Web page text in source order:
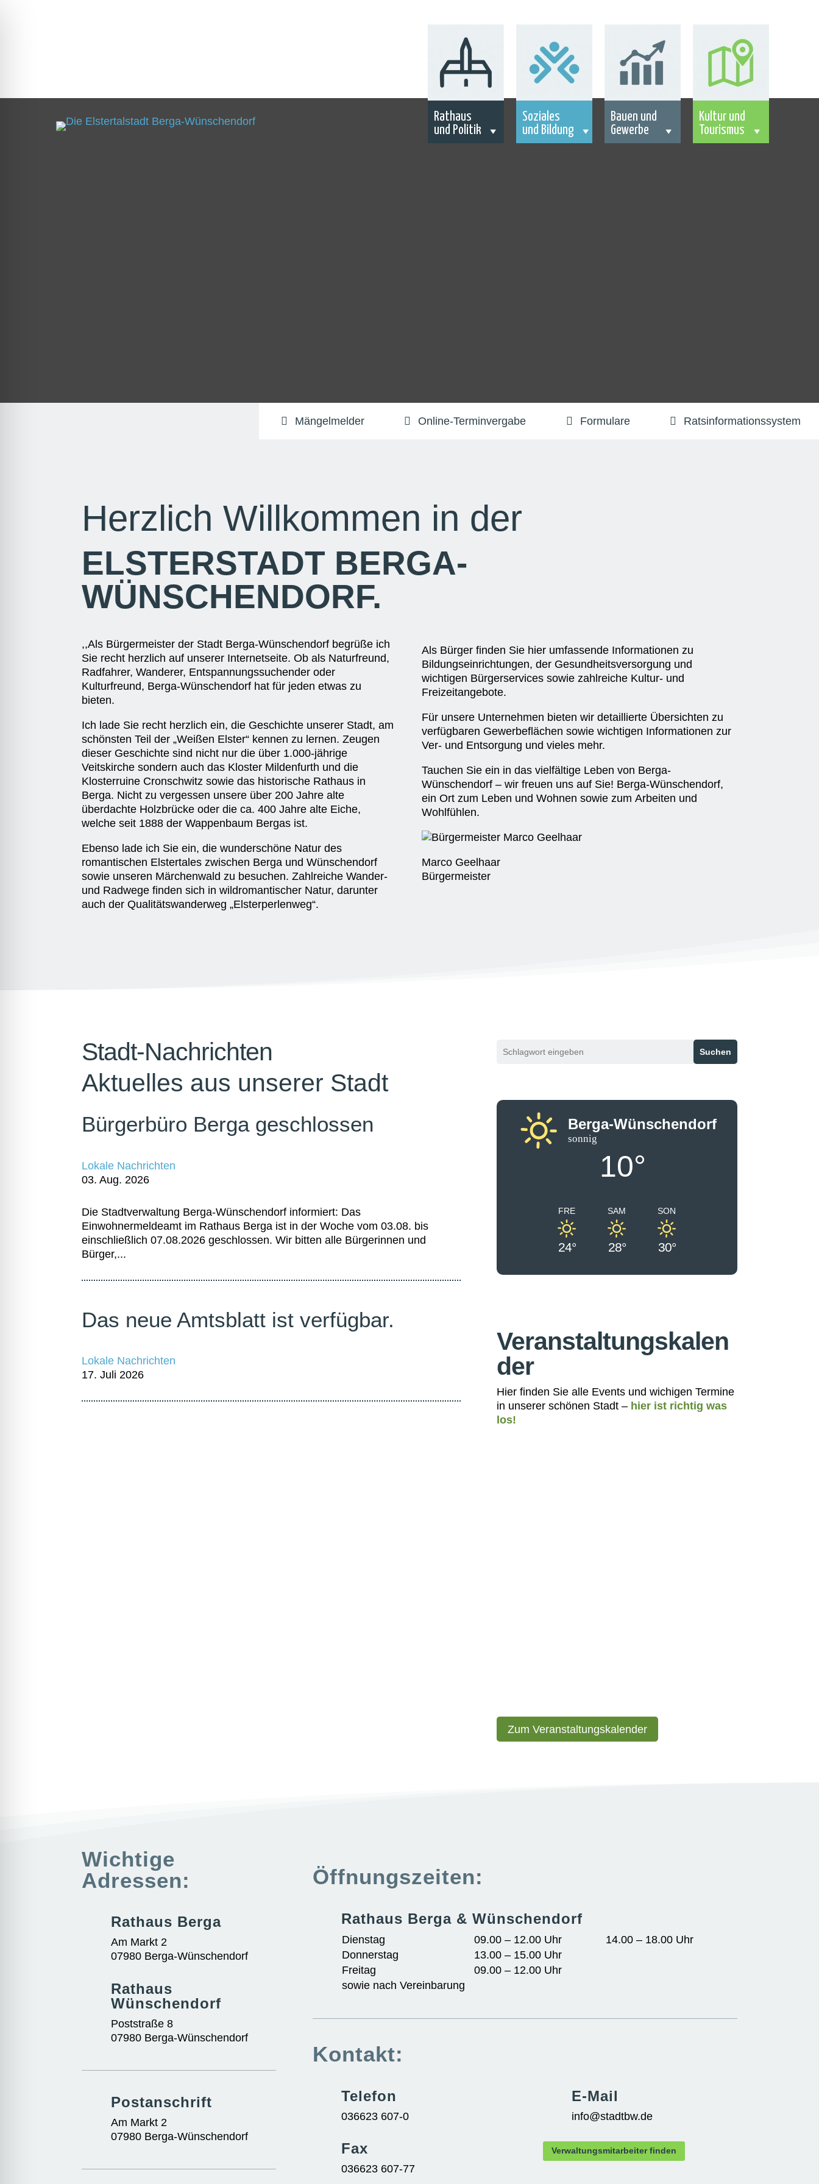
Rathaus
und Politik
Soziales
und Bildung
Bauen und
Gewerbe
Kultur und
Tourismus
Mängelmelder Online-Terminvergabe Formulare Ratsinformationssystem
Herzlich Willkommen in der
ELSTERSTADT BERGA-
WÜNSCHENDORF.
,,Als Bürgermeister der Stadt Berga-Wünschendorf begrüße ich
Sie recht herzlich auf unserer Internetseite. Ob als Naturfreund,
Radfahrer, Wanderer, Entspannungssuchender oder
Kulturfreund, Berga-Wünschendorf hat für jeden etwas zu
bieten.
Ich lade Sie recht herzlich ein, die Geschichte unserer Stadt, am
schönsten Teil der „Weißen Elster“ kennen zu lernen. Zeugen
dieser Geschichte sind nicht nur die über 1.000-jährige
Veitskirche sondern auch das Kloster Mildenfurth und die
Klosterruine Cronschwitz sowie das historische Rathaus in
Berga. Nicht zu vergessen unsere über 200 Jahre alte
überdachte Holzbrücke oder die ca. 400 Jahre alte Eiche,
welche seit 1888 der Wappenbaum Bergas ist.
Ebenso lade ich Sie ein, die wunderschöne Natur des
romantischen Elstertales zwischen Berga und Wünschendorf
sowie unseren Märchenwald zu besuchen. Zahlreiche Wander-
und Radwege finden sich in wildromantischer Natur, darunter
auch der Qualitätswanderweg „Elsterperlenweg“.
Als Bürger finden Sie hier umfassende Informationen zu
Bildungseinrichtungen, der Gesundheitsversorgung und
wichtigen Bürgerservices sowie zahlreiche Kultur- und
Freizeitangebote.
Für unsere Unternehmen bieten wir detaillierte Übersichten zu
verfügbaren Gewerbeflächen sowie wichtigen Informationen zur
Ver- und Entsorgung und vieles mehr.
Tauchen Sie ein in das vielfältige Leben von Berga-
Wünschendorf – wir freuen uns auf Sie! Berga-Wünschendorf,
ein Ort zum Leben und Wohnen sowie zum Arbeiten und
Wohlfühlen.
Marco Geelhaar
Bürgermeister
Stadt-Nachrichten
Aktuelles aus unserer Stadt
Bürgerbüro Berga geschlossen
Lokale Nachrichten
03. Aug. 2026
Die Stadtverwaltung Berga-Wünschendorf informiert: Das
Einwohnermeldeamt im Rathaus Berga ist in der Woche vom 03.08. bis
einschließlich 07.08.2026 geschlossen. Wir bitten alle Bürgerinnen und
Bürger,...
Das neue Amtsblatt ist verfügbar.
Lokale Nachrichten
17. Juli 2026
Suchen
Berga-Wünschendorf
sonnig
10°
FRE
24°
SAM
28°
SON
30°
Veranstaltungskalen
der
Hier finden Sie alle Events und wichigen Termine
in unserer schönen Stadt – hier ist richtig was
los!
Klubhaus Berga
Zum Veranstaltungskalender
Wichtige
Adressen:
Rathaus Berga
Am Markt 2
07980 Berga-Wünschendorf
Rathaus
Wünschendorf
Poststraße 8
07980 Berga-Wünschendorf
Postanschrift
Am Markt 2
07980 Berga-Wünschendorf
Öffnungszeiten:
Rathaus Berga & Wünschendorf
Dienstag 09.00 – 12.00 Uhr
14.00 – 18.00 Uhr
Donnerstag
13.00 – 15.00 Uhr
Freitag
09.00 – 12.00 Uhr
sowie nach Vereinbarung
Kontakt:
Telefon
036623 607-0
Fax
036623 607-77
E-Mail
info@stadtbw.de
Verwaltungsmitarbeiter finden